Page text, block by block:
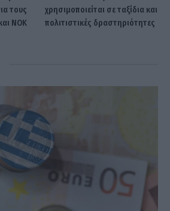
τους
ΝΟΚ
χρησιμοποιείται σε ταξίδια και
πολιτιστικές δραστηριότητες